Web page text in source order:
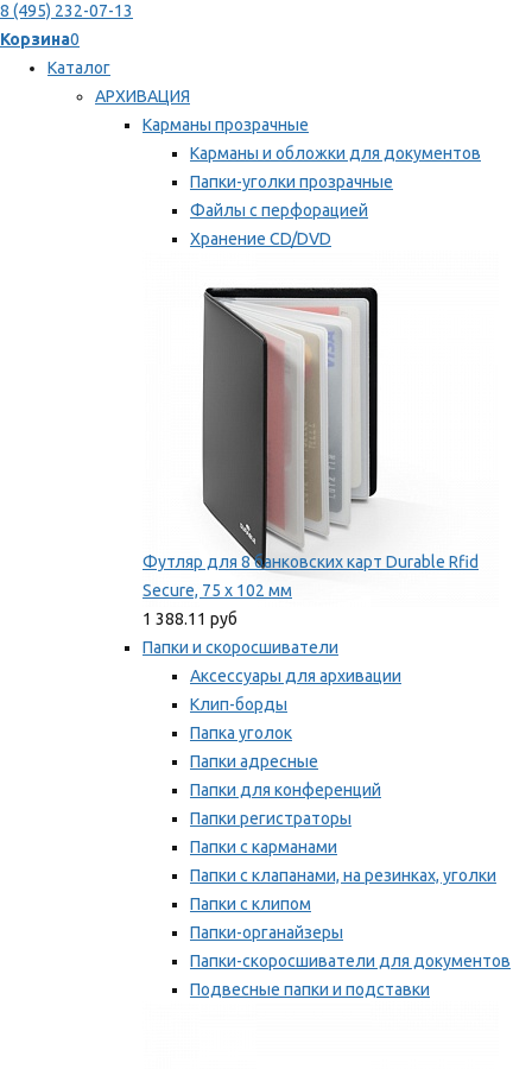
8 (495) 232-07-13
Корзина0
Каталог
АРХИВАЦИЯ
Карманы прозрачные
Карманы и обложки для документов
Папки-уголки прозрачные
Файлы с перфорацией
Хранение CD/DVD
Мы рекомендуем
Футляр для 8 банковских карт Durable Rfid
Secure, 75 х 102 мм
1 388.11 руб
Папки и скоросшиватели
Аксессуары для архивации
Клип-борды
Папка уголок
Папки адресные
Папки для конференций
Папки регистраторы
Папки с карманами
Папки с клапанами, на резинках, уголки
Папки с клипом
Папки-органайзеры
Папки-скоросшиватели для документов
Подвесные папки и подставки